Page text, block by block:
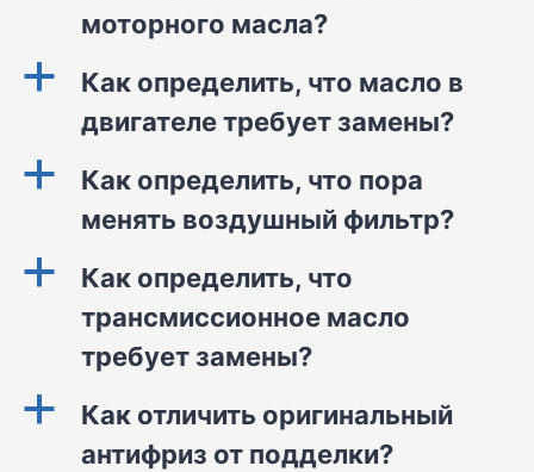
моторного масла?
a
Как определить, что масло в
двигателе требует замены?
a
Как определить, что пора
менять воздушный фильтр?
a
Как определить, что
трансмиссионное масло
требует замены?
a
Как отличить оригинальный
антифриз от подделки?